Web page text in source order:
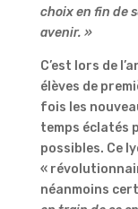
choix en fin de
avenir. »
C’est lors de
élèves de
fois les
temps éclatés
possibles. Ce
«
néanmoins